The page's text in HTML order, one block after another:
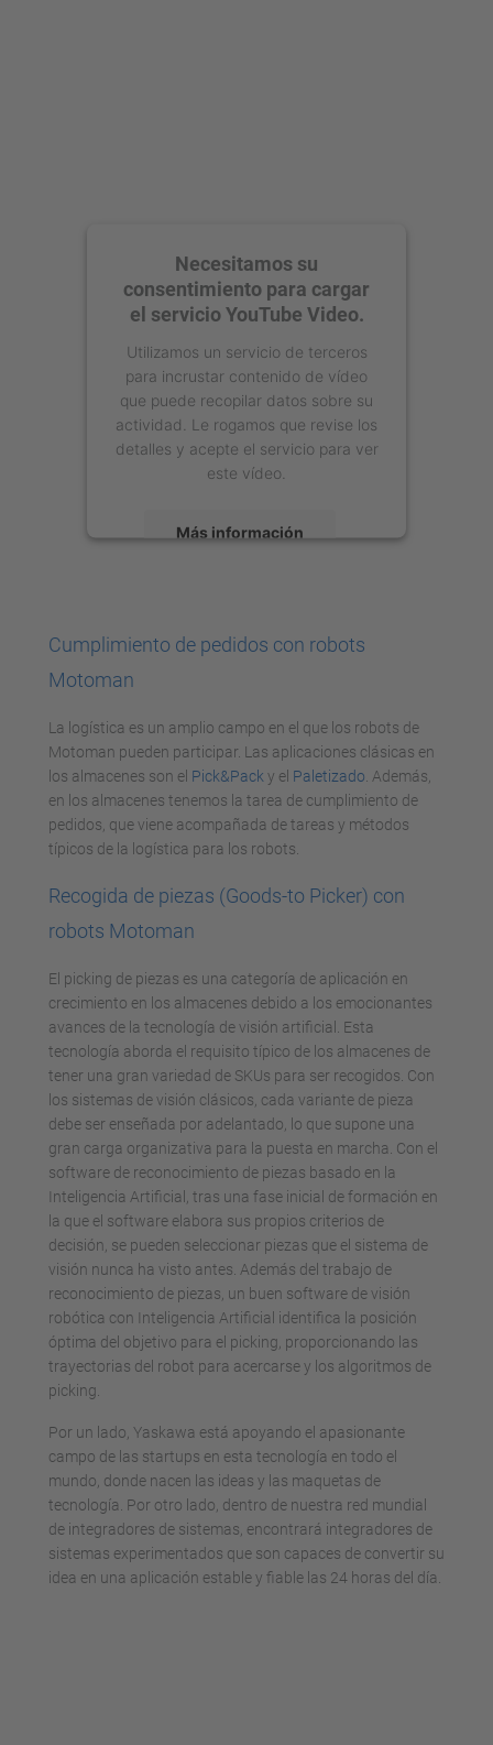
Necesitamos su
consentimiento para cargar
el servicio YouTube Video.
Utilizamos un servicio de terceros
para incrustar contenido de vídeo
que puede recopilar datos sobre su
actividad. Le rogamos que revise los
detalles y acepte el servicio para ver
este vídeo.
Más información
Management Platform
Cumplimiento de pedidos con robots
Motoman
La logística es un amplio campo en el que los robots de
Motoman pueden participar. Las aplicaciones clásicas en
los almacenes son el Pick&Pack y el Paletizado . Además,
en los almacenes tenemos la tarea de cumplimiento de
pedidos, que viene acompañada de tareas y métodos
típicos de la logística para los robots.
Recogida de piezas (Goods-to Picker) con
robots Motoman
El picking de piezas es una categoría de aplicación en
crecimiento en los almacenes debido a los emocionantes
avances de la tecnología de visión artificial. Esta
tecnología aborda el requisito típico de los almacenes de
tener una gran variedad de SKUs para ser recogidos. Con
los sistemas de visión clásicos, cada variante de pieza
debe ser enseñada por adelantado, lo que supone una
gran carga organizativa para la puesta en marcha. Con el
software de reconocimiento de piezas basado en la
Inteligencia Artificial, tras una fase inicial de formación en
la que el software elabora sus propios criterios de
decisión, se pueden seleccionar piezas que el sistema de
visión nunca ha visto antes. Además del trabajo de
reconocimiento de piezas, un buen software de visión
robótica con Inteligencia Artificial identifica la posición
óptima del objetivo para el picking, proporcionando las
trayectorias del robot para acercarse y los algoritmos de
picking.
Por un lado, Yaskawa está apoyando el apasionante
campo de las startups en esta tecnología en todo el
mundo, donde nacen las ideas y las maquetas de
tecnología. Por otro lado, dentro de nuestra red mundial
de integradores de sistemas, encontrará integradores de
sistemas experimentados que son capaces de convertir su
idea en una aplicación estable y fiable las 24 horas del día.